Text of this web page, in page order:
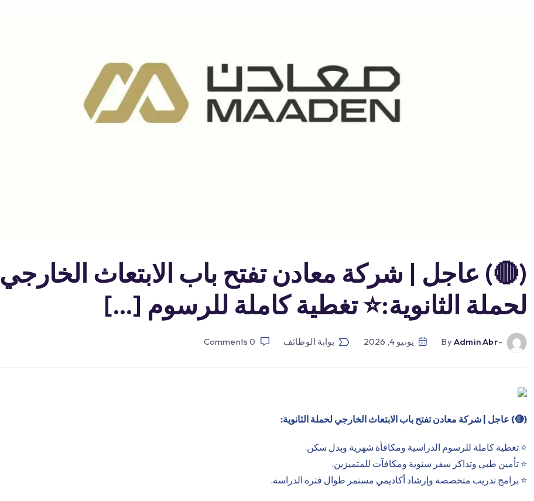
(🔴) عاجل | شركة معادن تفتح باب الابتعاث الخارجي
لحملة الثانوية:⭐️ تغطية كاملة للرسوم […]
-by
Admin Abr يونيو 4, 2026 بوابة الوظائف 0
Comments
(
🔴) عاجل | شركة معادن تفتح باب الابتعاث الخارجي لحملة الثانوية:
⭐️ تغطية كاملة للرسوم الدراسية ومكافأة شهرية وبدل سكن.
⭐️ تأمين طبي وتذاكر سفر سنوية ومكافآت للمتميزين.
⭐️ برامج تدريب متخصصة وإرشاد أكاديمي مستمر طوال فترة الدراسة.